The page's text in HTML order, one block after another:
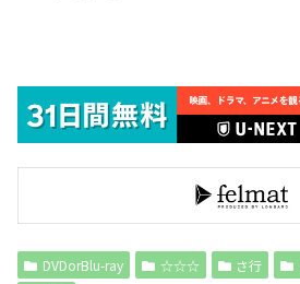
DVDorBlu-ray ☆☆☆ さ行